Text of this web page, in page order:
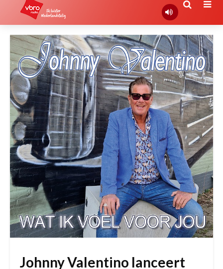
Johnny Valentino lanceert